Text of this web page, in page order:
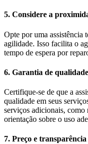
5. Considere a
Opte por uma assistência
agilidade. Isso facilita o
tempo de espera por
6. Garantia de
Certifique-se de que a
qualidade em seus
serviços adicionais, como
orientação sobre o uso
7. Preço e transparência